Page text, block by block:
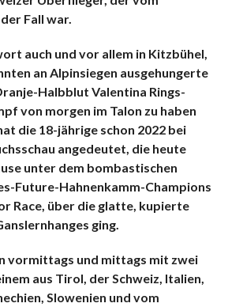
Fall war.
auch und vor allem in Kitzbühel,
an Alpinsiegen ausgehungerte
Halbblut Valentina Rings-
von morgen im Talon zu haben
die 18-jährige schon 2022 bei
angedeutet, die heute
unter dem bombastischen
Future-Hahnenkamm-Champions
Race, über die glatte, kupierte
ging.
vormittags und mittags mit zwei
aus Tirol, der Schweiz, Italien,
Slowenien und vom